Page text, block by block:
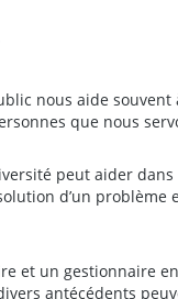
nous aide
que nous
peut aider
d’un
et un gestionnaire
antécédents